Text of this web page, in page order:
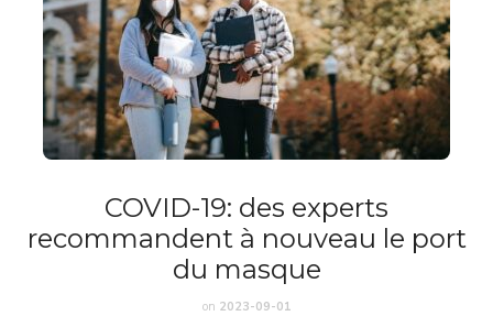
COVID-19: des experts
recommandent à nouveau le port
du masque
on 2023-09-01